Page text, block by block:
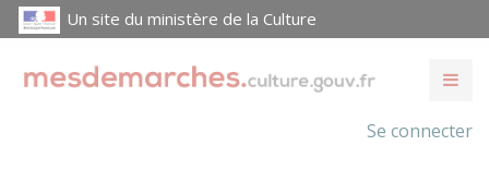
Un site du ministère de la Culture
Se connecter